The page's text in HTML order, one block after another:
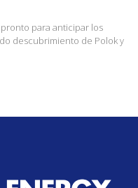
para anticipar los
descubrimiento de Polok y